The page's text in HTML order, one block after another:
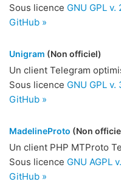
Sous licence GNU GPL v.
GitHub »
Unigram (Non officiel)
Un client Telegram
Sous licence GNU GPL v.
GitHub »
MadelineProto (Non
Un client PHP MTProto
Sous licence GNU AGPL
GitHub »